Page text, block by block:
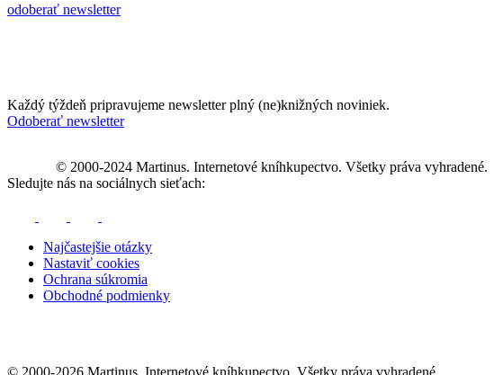
odoberať newsletter
Každý týždeň pripravujeme newsletter plný (ne)knižných noviniek.
Odoberať newsletter
© 2000-2024 Martinus. Internetové kníhkupectvo. Všetky práva vyhradené.
Sledujte nás na sociálnych sieťach:
Najčastejšie otázky
Nastaviť cookies
Ochrana súkromia
Obchodné podmienky
© 2000-2026 Martinus. Internetové kníhkupectvo. Všetky práva vyhradené.